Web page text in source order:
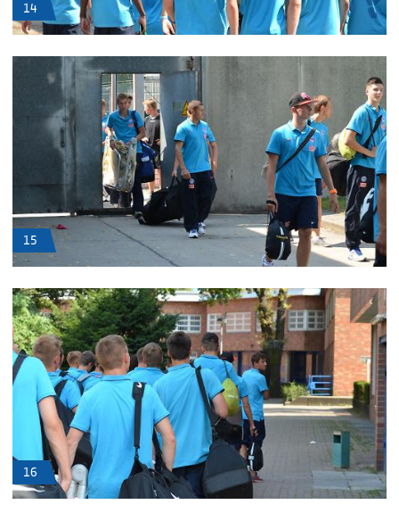
14
15
16